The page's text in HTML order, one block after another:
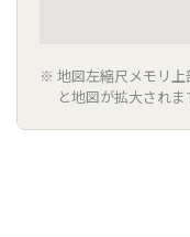
地図左縮尺メモリ
と地図が拡大されま